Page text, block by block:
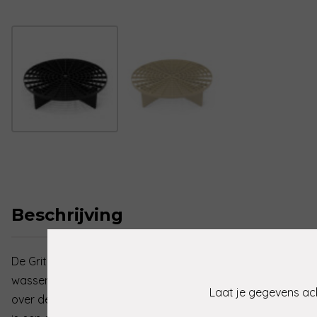
Beschrijving
De Grit Guard is de sleutel tot het voorkomen van
wassen van je auto. Swirls en krassen ontstaan vaak
over de lak worden gewreven. De Grit Guard Filter biedt
Laat je gegevens